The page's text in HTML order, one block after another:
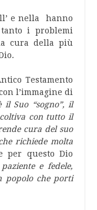
e nella hanno
i problemi
cura della più
Testamento
l’immagine di
Suo “sogno”, il
con tutto il
cura del suo
richiede molta
per questo Dio
e fedele,
popolo che porti